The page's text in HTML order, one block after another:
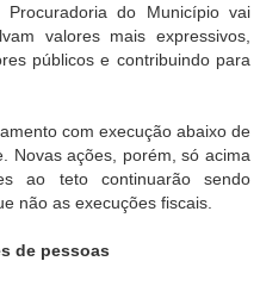
do Município vai
valores mais expressivos,
públicos e contribuindo para
com execução abaixo de
Novas ações, porém, só acima
ao teto continuarão sendo
não as execuções fiscais.
de pessoas